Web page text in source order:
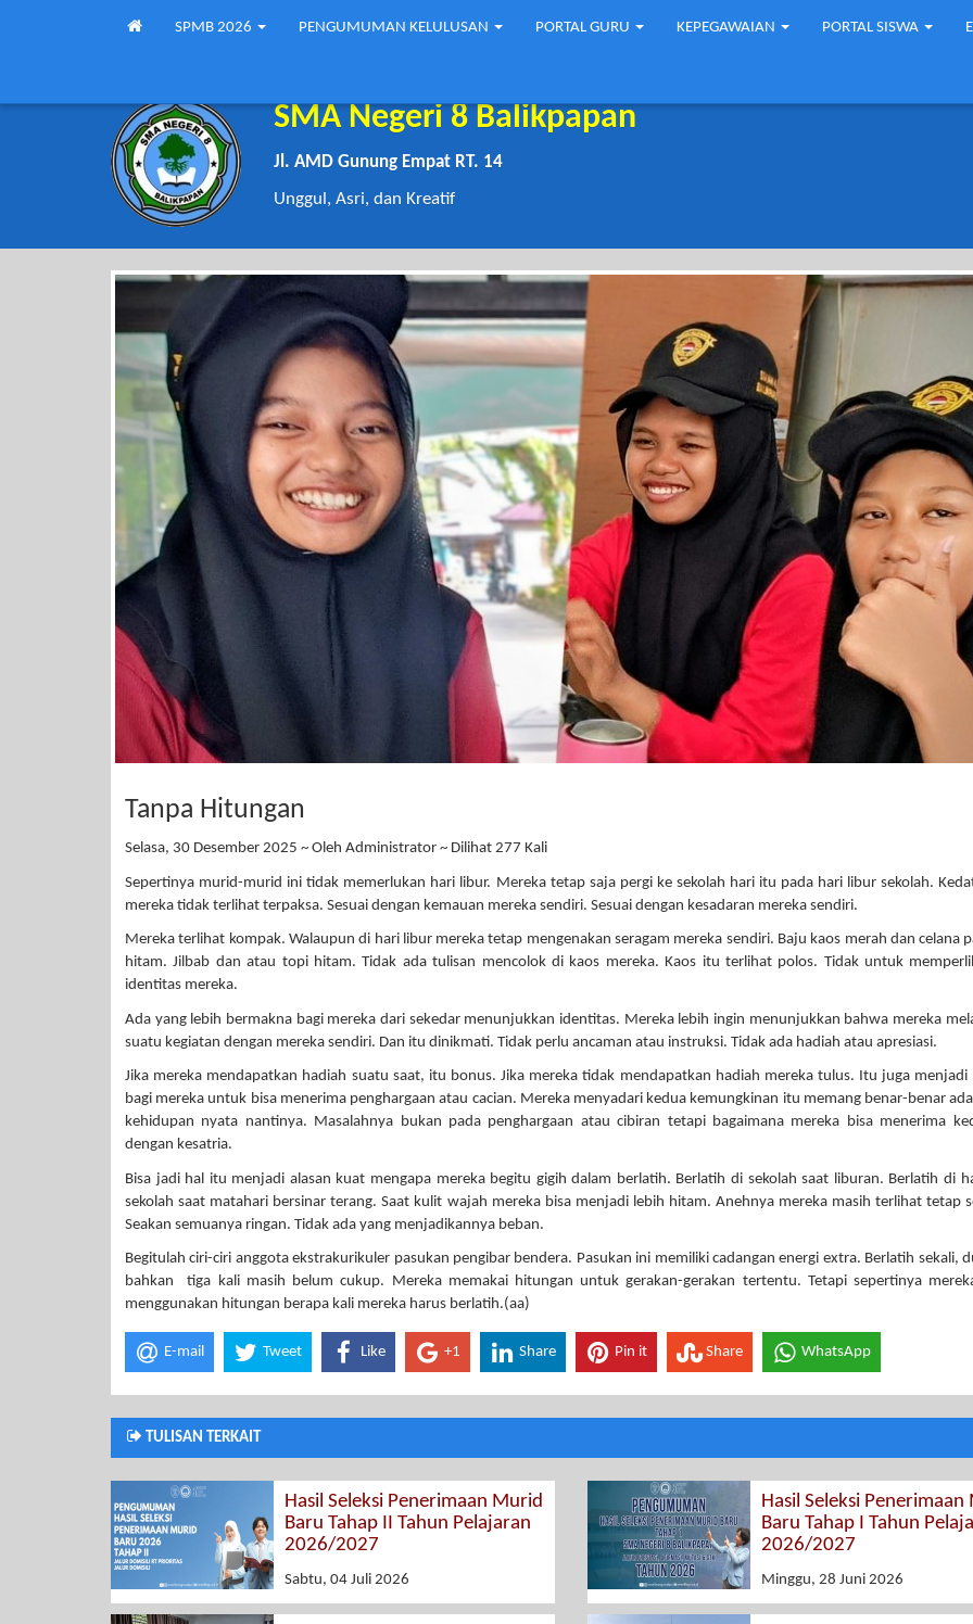
SPMB 2026 PENGUMUMAN KELULUSAN PORTAL GURU KEPEGAWAIAN PORTAL SISWA
SMA Negeri 8 Balikpapan
Jl. AMD Gunung Empat RT. 14
Unggul, Asri, dan Kreatif
Tanpa Hitungan
Selasa, 30 Desember 2025 ~ Oleh Administrator ~ Dilihat 277 Kali
Sepertinya murid-murid ini tidak memerlukan hari libur. Mereka tetap saja pergi ke sekolah hari itu pada hari libur sekolah.
mereka tidak terlihat terpaksa. Sesuai dengan kemauan mereka sendiri. Sesuai dengan kesadaran mereka sendiri.
Mereka terlihat kompak. Walaupun di hari libur mereka tetap mengenakan seragam mereka sendiri. Baju kaos merah dan celana
hitam. Jilbab dan atau topi hitam. Tidak ada tulisan mencolok di kaos mereka. Kaos itu terlihat polos. Tidak untuk
identitas mereka.
Ada yang lebih bermakna bagi mereka dari sekedar menunjukkan identitas. Mereka lebih ingin menunjukkan bahwa mereka
suatu kegiatan dengan mereka sendiri. Dan itu dinikmati. Tidak perlu ancaman atau instruksi. Tidak ada hadiah atau apresiasi.
Jika mereka mendapatkan hadiah suatu saat, itu bonus. Jika mereka tidak mendapatkan hadiah mereka tulus. Itu juga menjadi
bagi mereka untuk bisa menerima penghargaan atau cacian. Mereka menyadari kedua kemungkinan itu memang benar-benar
kehidupan nyata nantinya. Masalahnya bukan pada penghargaan atau cibiran tetapi bagaimana mereka bisa menerima
dengan kesatria.
Bisa jadi hal itu menjadi alasan kuat mengapa mereka begitu gigih dalam berlatih. Berlatih di sekolah saat liburan. Berlatih di
sekolah saat matahari bersinar terang. Saat kulit wajah mereka bisa menjadi lebih hitam. Anehnya mereka masih terlihat tetap
Seakan semuanya ringan. Tidak ada yang menjadikannya beban.
Begitulah ciri-ciri anggota ekstrakurikuler pasukan pengibar bendera. Pasukan ini memiliki cadangan energi extra. Berlatih sekali,
bahkan tiga kali masih belum cukup. Mereka memakai hitungan untuk gerakan-gerakan tertentu. Tetapi sepertinya
menggunakan hitungan berapa kali mereka harus berlatih.(aa)
E-mail Tweet Like +1 Share Pin it Share WhatsApp
TULISAN TERKAIT
Hasil Seleksi Penerimaan Murid
Baru Tahap II Tahun Pelajaran
2026/2027
Sabtu, 04 Juli 2026
Hasil Seleksi Penerimaan
Baru Tahap I Tahun
2026/2027
Minggu, 28 Juni 2026